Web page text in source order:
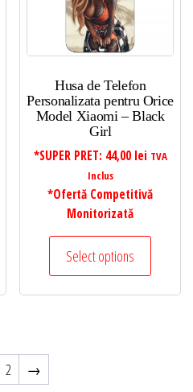
Husa de Telefon
Personalizata pentru Orice
Model Xiaomi – Black
Girl
*SUPER PRET: 44,00 lei TVA
Inclus
*Ofertă Competitivă
Monitorizată
Select options
2 →